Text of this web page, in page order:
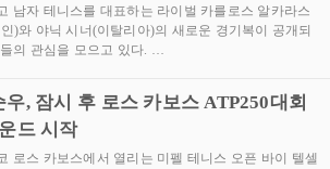
남자 테니스를 대표하는 라이벌 카를로스 알카라스
)와 야닉 시너(이탈리아)의 새로운 경기복이 공개되
의 관심을 모으고 있다. …
우, 잠시 후 로스 카보스 ATP250대회
드 시작
로스 카보스에서 열리는 미펠 테니스 오픈 바이 텔셀